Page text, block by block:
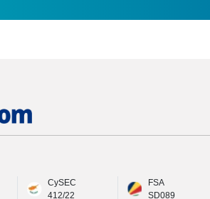
CySEC
412/22
FSA
SD089